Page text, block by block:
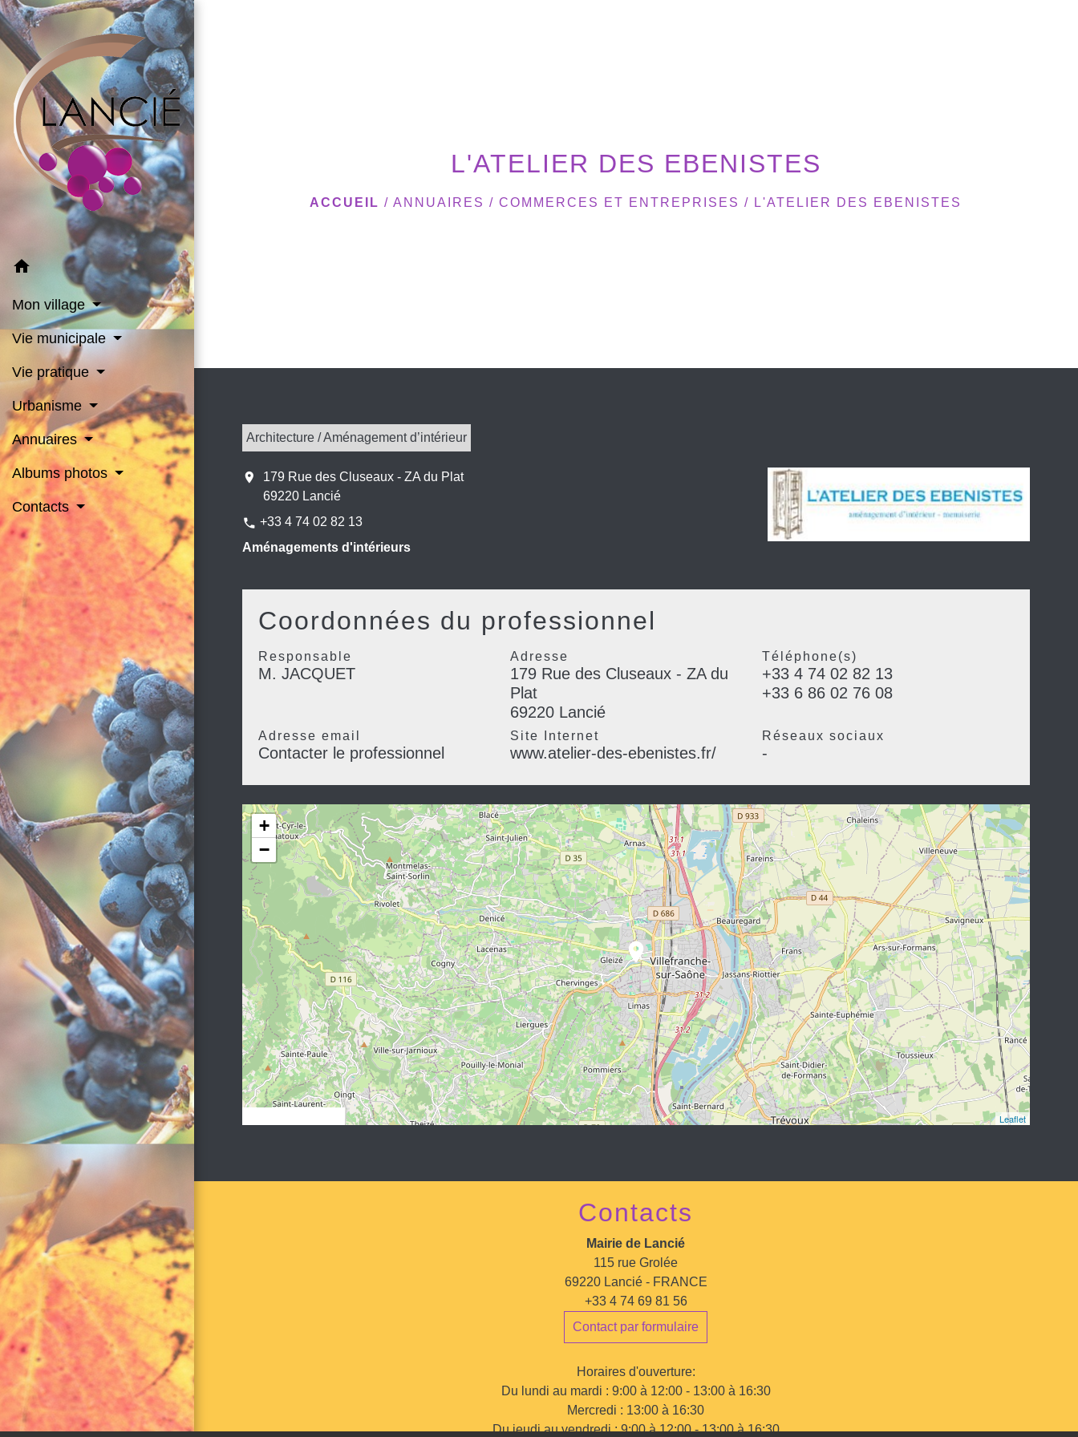
home
Mon village
Vie municipale
Vie pratique
Urbanisme
Annuaires
Albums photos
Contacts
L'ATELIER DES EBENISTES
ACCUEIL /ANNUAIRES /COMMERCES ET ENTREPRISES / L'ATELIER DES EBENISTES
Architecture / Aménagement d’intérieur
location_on
179 Rue des Cluseaux - ZA du Plat
69220 Lancié
phone +33 4 74 02 82 13
Aménagements d'intérieurs
Coordonnées du professionnel
Responsable
M. JACQUET
Adresse
179 Rue des Cluseaux - ZA du
Plat
69220 Lancié
Téléphone(s)
+33 4 74 02 82 13
+33 6 86 02 76 08
Adresse email
Contacter le professionnel
Site Internet
www.atelier-des-ebenistes.fr/
Réseaux sociaux
-
location_on
+
−
Leaflet
Contacts
Mairie de Lancié
115 rue Grolée
69220 Lancié - FRANCE
+33 4 74 69 81 56
Contact par formulaire
Horaires d'ouverture:
Du lundi au mardi : 9:00 à 12:00 - 13:00 à 16:30
Mercredi : 13:00 à 16:30
Du jeudi au vendredi : 9:00 à 12:00 - 13:00 à 16:30